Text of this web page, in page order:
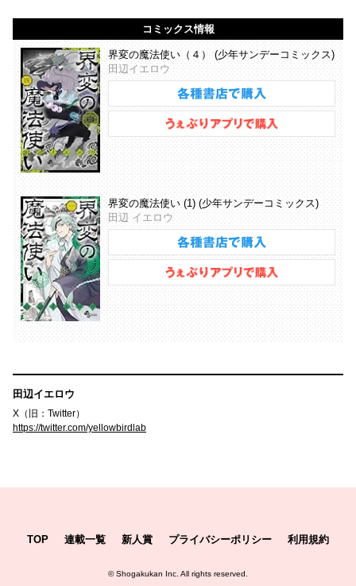
コミックス情報
界変の魔法使い（４） (少年サンデーコミックス)
田辺イエロウ
界変の魔法使い (1) (少年サンデーコミックス)
田辺 イエロウ
田辺イエロウ
X（旧：Twitter）
https://twitter.com/yellowbirdlab
TOP 連載一覧 新人賞 プライバシーポリシー 利用規約
©Shogakukan Inc. All rights reserved.